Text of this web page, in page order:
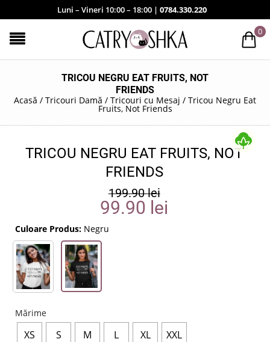
Luni – Vineri 10:00 – 18:00 | 0784.330.220
0
TRICOU NEGRU EAT FRUITS, NOT
FRIENDS
Acasă / Tricouri Damă / Tricouri cu Mesaj / Tricou Negru Eat
Fruits, Not Friends
TRICOU NEGRU EAT FRUITS, NOT
FRIENDS
199.90lei
99.90 lei
Culoare Produs: Negru
Mărime
XS S M L XL XXL